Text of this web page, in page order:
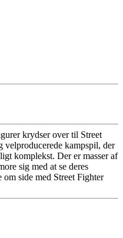
krydser over til Street
velproducerede kampspil, der
komplekst. Der er masser af
sig med at se deres
side med Street Fighter